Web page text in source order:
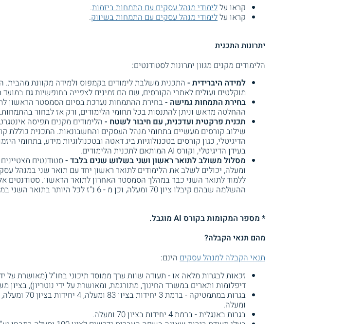
קראו עללימודי מנהל עסקים עם התמחות ביזמות.
קראו עללימודי מנהל עסקים עם התמחות בשיווק.
יתרונות התכנית
הלימודים מקנים מגוון יתרונות לסטודנטים:
למידה היברידית -התכנית משלבת לימודים בקמפוס ולמידה מקוונת מהבית.
מוקלטים ועולים לאתרי הקורסים, שם הם זמינים לצפייה בחופשיות גם במועד
בחירת התמחות גמישה -בחירת ההתמחות נערכת בסיום הסמסטר הראשון
ההחלטה מראש וניתן להתנסות בכל תחומי הלימודים, ורק אז לבחור בהתמחות.
תכנית פרקטית ועדכנית, עם חיבור לשטח - הלימודים מקנים תפיסה
שילוב קורסים מעשיים בתחומי מנהל העסקים והחשבונאות. התכנית כוללת
הדיגיטלי, כגון קורסים בטכנולוגיות ביג דאטה ובטכנולוגיות מידע, בתחומי
בעידן הדיגיטלי, וקורס AI המותאם לתכנית הלימודים.
מסלול משולב לתואר ראשון ושני בשלוש שנים בלבד -
ללמוד לתואר השני כבר במהלך הסמסטר האחרון לתואר הראשון. סטודנטים
ההשלמה שבהם קיבלו ציון 70 ומעלה, וכן מ - 6 נ"ז לכל היותר בתואר השני במנהל עסקים.
* מספר המקומות בקורס AI מוגבל.
מהם תנאי הקבלה?
תנאי הקבלה למנהל עסקים הינם:
זכאות לבגרות מלאה או - תעודה שוות ערך ממוסד תיכוני בחו"ל (מאושרת על
דיפלומות ותארים במשרד החינוך, מתורגמת, ומאושרת על ידי נוטריון), בציון משוקלל 90
ומעלה.
בגרות באנגלית - ברמת 4 יחידות בציון 70 ומעלה.